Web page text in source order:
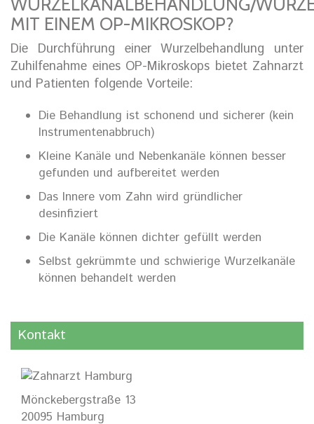
MIT EINEM OP-MIKROSKOP?
Die Durchführung einer Wurzelbehandlung unter
Zuhilfenahme eines OP-Mikroskops bietet Zahnarzt
und Patienten folgende Vorteile:
Die Behandlung ist schonend und sicherer (kein
Instrumentenabbruch)
Kleine Kanäle und Nebenkanäle können besser
gefunden und aufbereitet werden
Das Innere vom Zahn wird gründlicher
desinfiziert
Die Kanäle können dichter gefüllt werden
Selbst gekrümmte und schwierige Wurzelkanäle
können behandelt werden
Kontakt
Mönckebergstraße 13
20095 Hamburg